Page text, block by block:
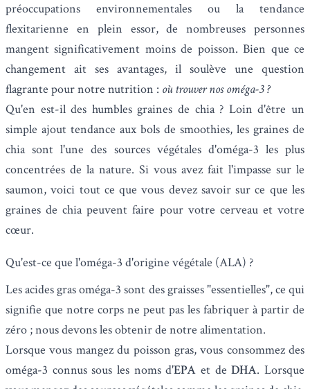
préoccupations environnementales ou la tendance
flexitarienne en plein essor, de nombreuses personnes
mangent significativement moins de poisson. Bien que ce
changement ait ses avantages, il soulève une question
flagrante pour notre nutrition : où trouver nos oméga-3 ?
Qu'en est-il des humblesgraines de chia? Loin d'être un
simple ajout tendance aux bols de smoothies, les graines de
chia sont l'une des sources végétales d'oméga-3 les plus
concentrées de la nature. Si vous avez fait l'impasse sur le
saumon, voici tout ce que vous devez savoir sur ce que les
graines de chia peuvent faire pour votre cerveau et votre
cœur.
Qu'est-ce que l'oméga-3 d'origine végétale (ALA) ?
Les acides gras oméga-3 sont des graisses "essentielles", ce qui
signifie que notre corps ne peut pas les fabriquer à partir de
zéro ; nous devons les obtenir de notre alimentation.
Lorsque vous mangez du poisson gras, vous consommez des
oméga-3 connus sous les noms d'EPA et deDHA. Lorsque